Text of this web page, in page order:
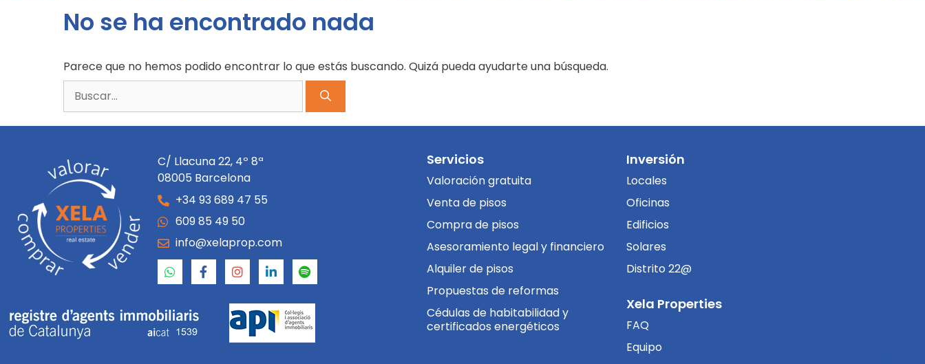
No se ha encontrado nada
Parece que no hemos podido encontrar lo que estás buscando. Quizá pueda ayudarte una búsqueda.
C/ Llacuna 22, 4º 8ª
08005 Barcelona
+34 93 689 47 55
609 85 49 50
info@xelaprop.com
Servicios
Valoración gratuita
Venta de pisos
Compra de pisos
Asesoramiento legal y financiero
Alquiler de pisos
Propuestas de reformas
Cédulas de habitabilidad y
certificados energéticos
Inversión
Locales
Oficinas
Edificios
Solares
Distrito 22@
Xela Properties
FAQ
Equipo